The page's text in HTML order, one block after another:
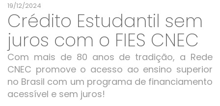
19/12/2024
Crédito Estudantil sem
juros com o FIES CNEC
Com mais de 80 anos de tradição, a Rede
CNEC promove o acesso ao ensino superior
no Brasil com um programa de financiamento
acessível e sem juros!